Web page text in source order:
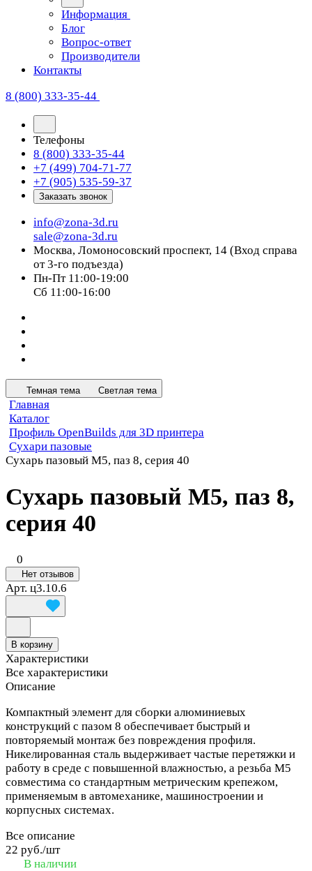
Информация
Блог
Вопрос-ответ
Производители
Контакты
8 (800) 333-35-44
Телефоны
8 (800) 333-35-44
+7 (499) 704-71-77
+7 (905) 535-59-37
Заказать звонок
info@zona-3d.ru
sale@zona-3d.ru
Москва, Ломоносовский проспект, 14 (Вход справа
от 3-го подъезда)
Пн-Пт 11:00-19:00
Сб 11:00-16:00
Темная тема Светлая тема
Главная
Каталог
Профиль OpenBuilds для 3D принтера
Сухари пазовые
Сухарь пазовый М5, паз 8, серия 40
Сухарь пазовый М5, паз 8,
серия 40
0
Нет отзывов
Арт. ц3.10.6
В корзину
Характеристики
Все характеристики
Описание
Компактный элемент для сборки алюминиевых
конструкций с пазом 8 обеспечивает быстрый и
повторяемый монтаж без повреждения профиля.
Никелированная сталь выдерживает частые перетяжки и
работу в среде с повышенной влажностью, а резьба М5
совместима со стандартным метрическим крепежом,
применяемым в автомеханике, машиностроении и
корпусных системах.
Все описание
22 руб./шт
В наличии